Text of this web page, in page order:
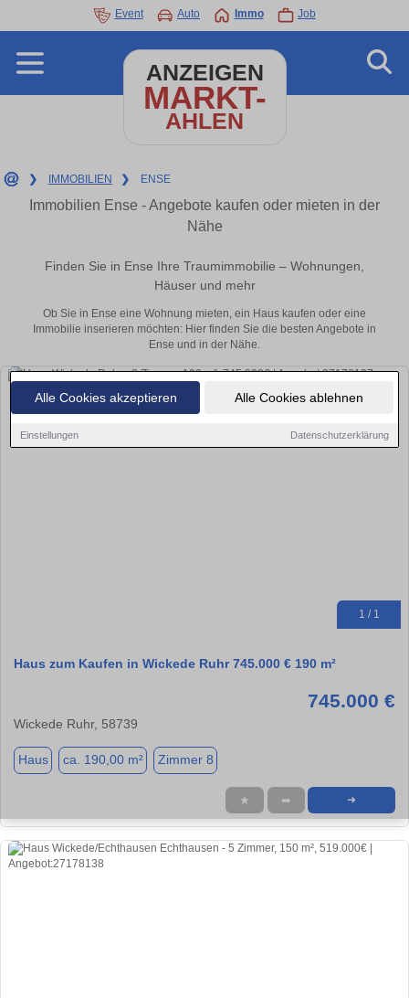
Alle Cookies akzeptieren Alle Cookies ablehnen
Einstellungen Datenschutzerklärung
Event Auto Immo Job
ANZEIGEN
MARKT-
AHLEN
❯ IMMOBILIEN ❯ ENSE
Immobilien Ense - Angebote kaufen oder mieten in der
Nähe
Finden Sie in Ense Ihre Traumimmobilie – Wohnungen,
Häuser und mehr
Ob Sie in Ense eine Wohnung mieten, ein Haus kaufen oder eine
Immobilie inserieren möchten: Hier finden Sie die besten Angebote in
Ense und in der Nähe.
1 / 1
Haus zum Kaufen in Wickede Ruhr 745.000 € 190 m²
745.000 €
Wickede Ruhr, 58739
Haus ca. 190,00 m² Zimmer 8
★ ➦ ➜